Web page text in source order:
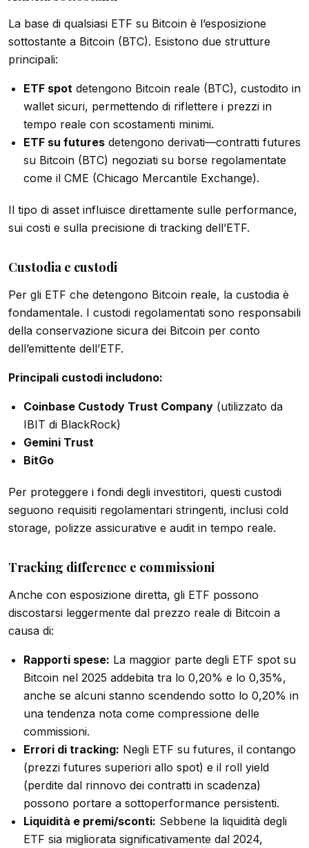
La base di qualsiasi ETF su Bitcoin è l’esposizione
sottostante a Bitcoin (BTC). Esistono due strutture
principali:
ETF spot detengono Bitcoin reale (BTC), custodito in
wallet sicuri, permettendo di riflettere i prezzi in
tempo reale con scostamenti minimi.
ETF su futuresdetengono derivati—contratti futures
su Bitcoin (BTC) negoziati su borse regolamentate
come il CME (Chicago Mercantile Exchange).
Il tipo di asset influisce direttamente sulle performance,
sui costi e sulla precisione di tracking dell’ETF.
Custodia e custodi
Per gli ETF che detengono Bitcoin reale, la custodia è
fondamentale. I custodi regolamentati sono responsabili
della conservazione sicura dei Bitcoin per conto
dell’emittente dell’ETF.
Principali custodi includono:
Coinbase Custody Trust Company(utilizzato da
IBIT di BlackRock)
Gemini Trust
BitGo
Per proteggere i fondi degli investitori, questi custodi
seguono requisiti regolamentari stringenti, inclusi cold
storage, polizze assicurative e audit in tempo reale.
Tracking difference e commissioni
Anche con esposizione diretta, gli ETF possono
discostarsi leggermente dal prezzo reale di Bitcoin a
causa di:
Rapporti spese: La maggior parte degli ETF spot su
Bitcoin nel 2025 addebita tra lo 0,20% e lo 0,35%,
anche se alcuni stanno scendendo sotto lo 0,20% in
una tendenza nota come compressione delle
commissioni.
Errori di tracking: Negli ETF su futures, il contango
(prezzi futures superiori allo spot) e il roll yield
(perdite dal rinnovo dei contratti in scadenza)
possono portare a sottoperformance persistenti.
Liquidità e premi/sconti: Sebbene la liquidità degli
ETF sia migliorata significativamente dal 2024,